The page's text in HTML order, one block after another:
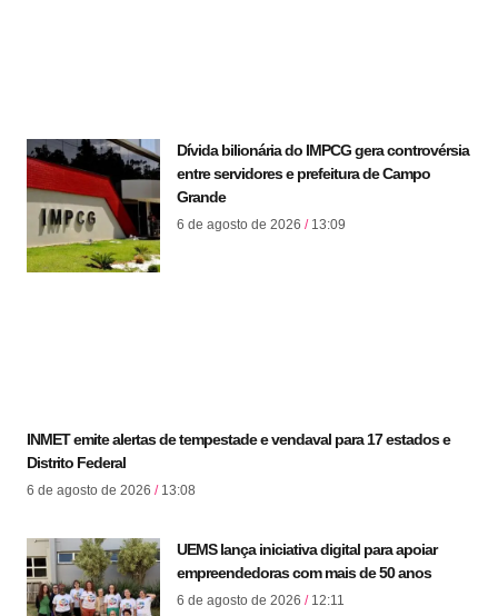
Dívida bilionária do IMPCG gera controvérsia
entre servidores e prefeitura de Campo
Grande
6 de agosto de 2026 13:09
INMET emite alertas de tempestade e vendaval para 17 estados e
Distrito Federal
6 de agosto de 2026 13:08
UEMS lança iniciativa digital para apoiar
empreendedoras com mais de 50 anos
6 de agosto de 2026 12:11